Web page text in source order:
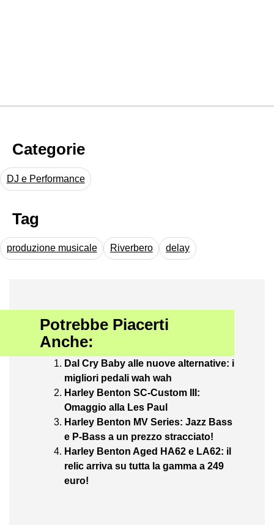
Categorie
DJ e Performance
Tag
produzione musicale Riverbero delay
Potrebbe Piacerti
Anche:
Dal Cry Baby alle nuove alternative: i
migliori pedali wah wah
Harley Benton SC-Custom III:
Omaggio alla Les Paul
Harley Benton MV Series: Jazz Bass
e P-Bass a un prezzo stracciato!
Harley Benton Aged HA62 e LA62: il
relic arriva su tutta la gamma a 249
euro!